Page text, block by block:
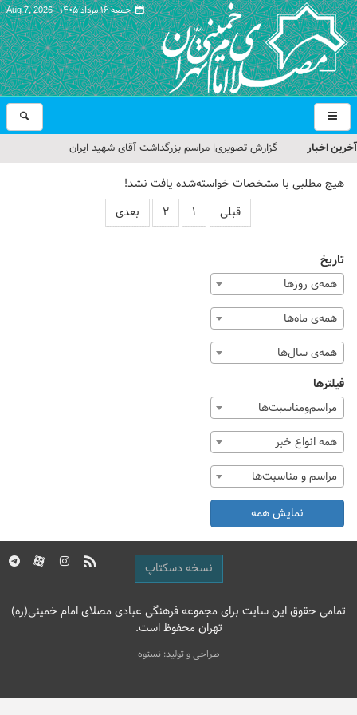
جمعه ۱۶ مرداد ۱۴۰۵ - Aug 7, 2026
آخرین اخبار
گزارش تصویری| مراسم بزرگداشت آقای شهید ایران
تمهیدات ترافیکی مراسم بزرگداشت رهبر شهید در مصلای تهران
معظم انقلاب
گزارش تصویری| مراسم نماز بر پیکر امام شهید انقلاب اسلامی ایران
هیچ مطلبی با مشخصات خواسته‌شده یافت نشد!
قبلی
۱ ۲ بعدی
تاریخ
همه‌ی روزها
همه‌ی ماه‌ها
همه‌ی سال‌ها
فیلترها
مراسم‌ومناسبت‌ها
همه انواع خبر
مراسم و مناسبت‌ها
نمایش همه
نسخه دسکتاپ
تمامی حقوق این سایت برای مجموعه فرهنگی عبادی مصلای امام خمینی(ره)
تهران محفوظ است.
طراحی و تولید: نستوه